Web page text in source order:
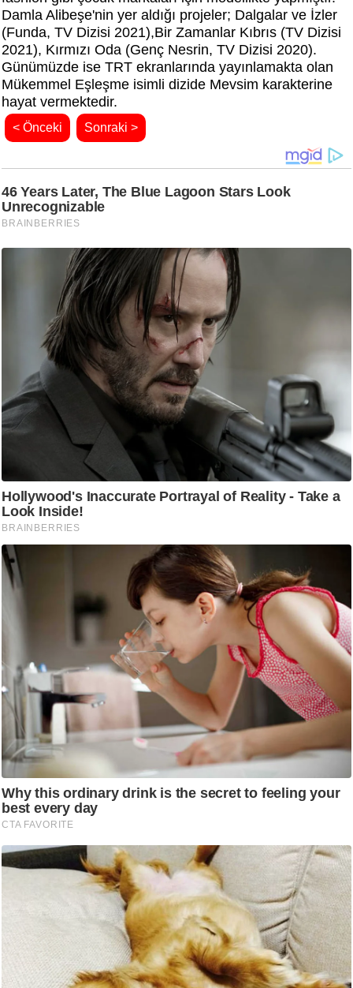
Damla Alibeşe'nin yer aldığı projeler; Dalgalar ve İzler
(Funda, TV Dizisi 2021),Bir Zamanlar Kıbrıs (TV Dizisi
2021), Kırmızı Oda (Genç Nesrin, TV Dizisi 2020).
Günümüzde ise TRT ekranlarında yayınlamakta olan
Mükemmel Eşleşme isimli dizide Mevsim karakterine
hayat vermektedir.
< Önceki Sonraki >